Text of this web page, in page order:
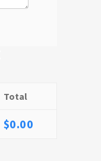
Total
$0.00